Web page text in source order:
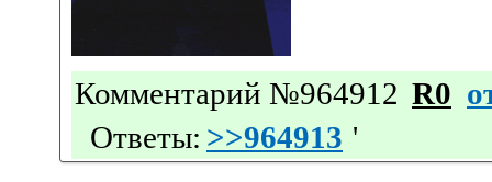
Комментарий №964912 R0
Ответы: >>964913 '